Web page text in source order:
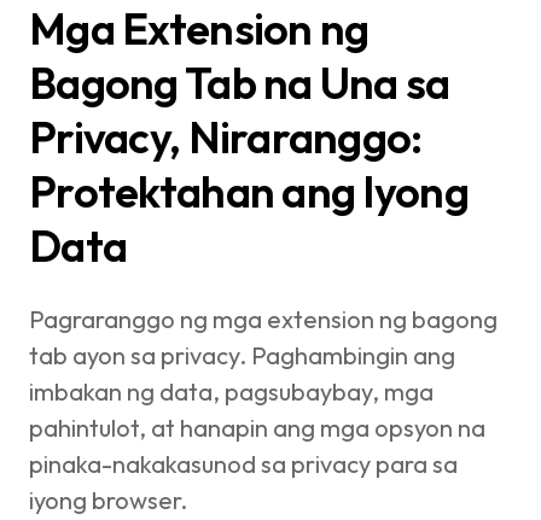
Mga Extension ng
Bagong Tab na Una sa
Privacy, Niraranggo:
Protektahan ang Iyong
Data
Pagraranggo ng mga extension ng bagong
tab ayon sa privacy. Paghambingin ang
imbakan ng data, pagsubaybay, mga
pahintulot, at hanapin ang mga opsyon na
pinaka-nakakasunod sa privacy para sa
iyong browser.